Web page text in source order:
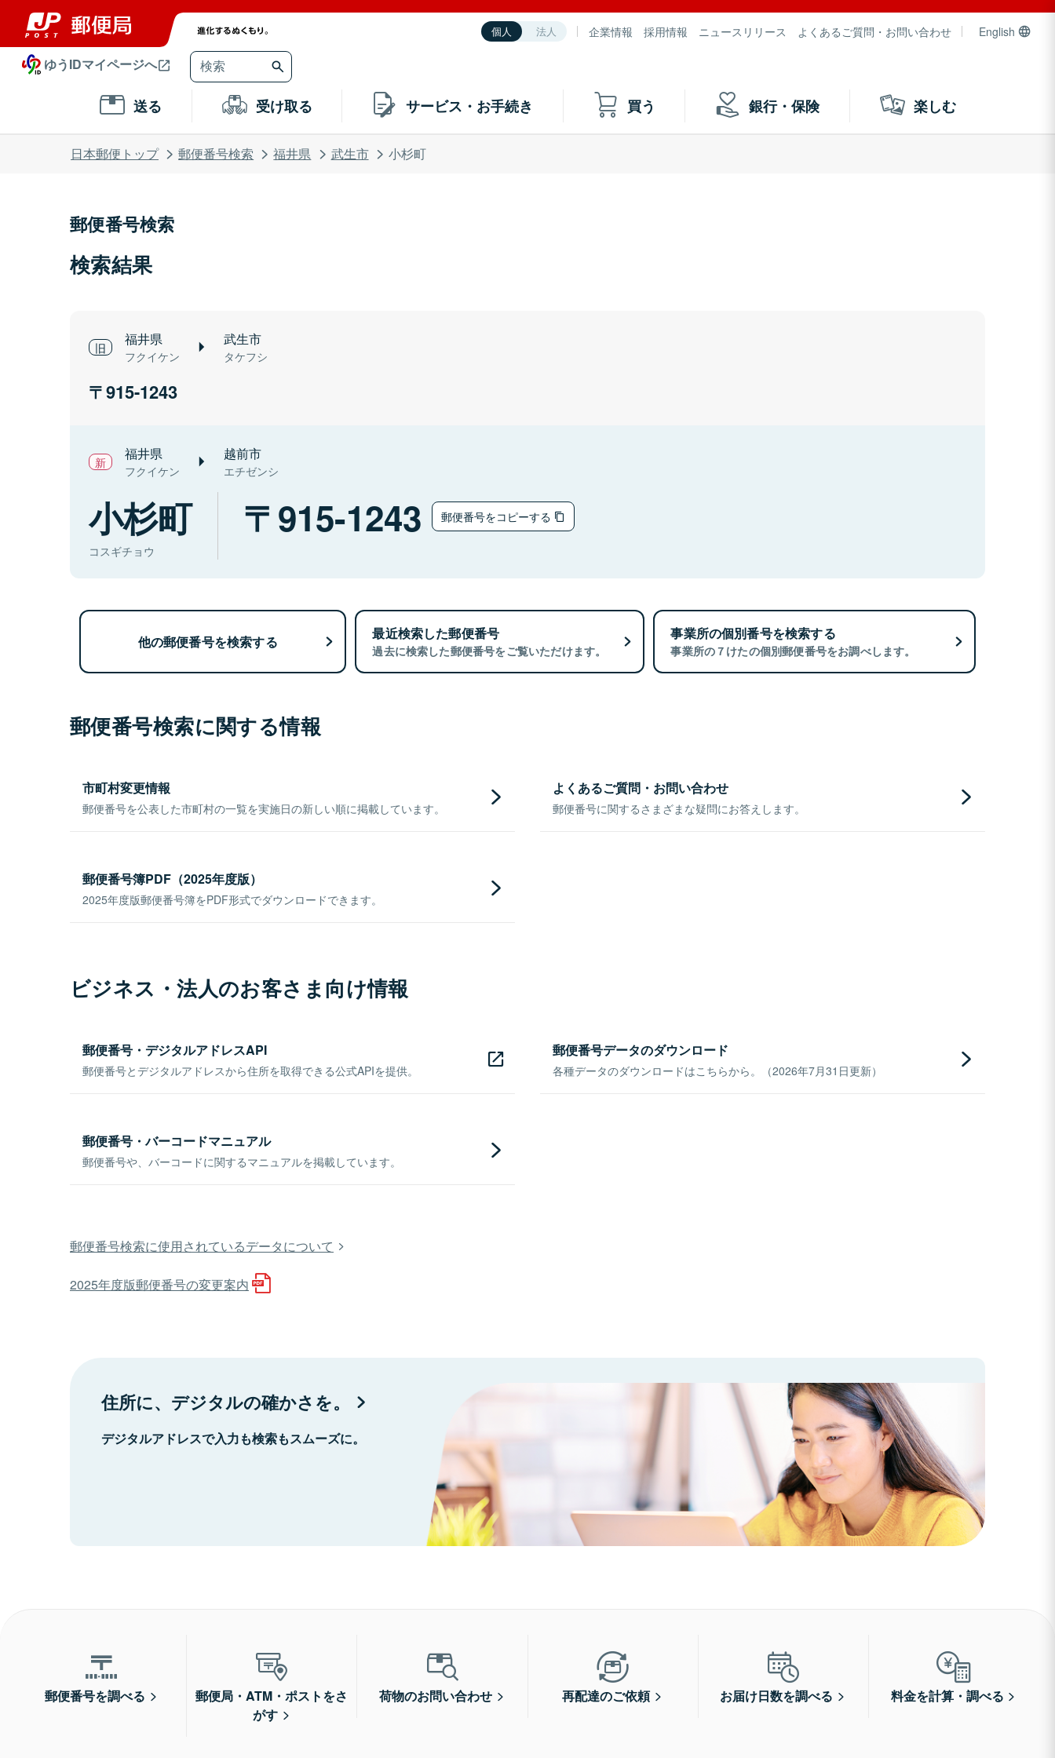
個人 法人 企業情報 採用情報 ニュースリリース よくあるご質問・お問い合わせ English
ゆうIDマイページへ
送る 受け取る サービス・お手続き 買う 銀行・保険 楽しむ
日本郵便トップ 郵便番号検索 福井県 武生市 小杉町
郵便番号検索
検索結果
福井県
フクイケン
武生市
タケフシ
915-1243
福井県
フクイケン
越前市
エチゼンシ
小杉町
コスギチョウ
915-1243 郵便番号をコピーする
他の郵便番号を検索する 最近検索した郵便番号
過去に検索した郵便番号をご覧いただけます。
事業所の個別番号を検索する
事業所の７けたの個別郵便番号をお調べします。
郵便番号検索に関する情報
市町村変更情報
郵便番号を公表した市町村の一覧を実施日の新しい順に掲載しています。
よくあるご質問・お問い合わせ
郵便番号に関するさまざまな疑問にお答えします。
郵便番号簿PDF（2025年度版）
2025年度版郵便番号簿をPDF形式でダウンロードできます。
ビジネス・法人のお客さま向け情報
郵便番号・デジタルアドレスAPI
郵便番号とデジタルアドレスから住所を取得できる公式APIを提供。
郵便番号データのダウンロード
各種データのダウンロードはこちらから。（2026年7月31日更新）
郵便番号・バーコードマニュアル
郵便番号や、バーコードに関するマニュアルを掲載しています。
郵便番号検索に使用されているデータについて
2025年度版郵便番号の変更案内
住所に、デジタルの確かさを。
デジタルアドレスで入力も検索もスムーズに。
郵便番号を調べる
郵便局・ATM・ポストをさ
がす
荷物のお問い合わせ 再配達のご依頼 お届け日数を調べる 料金を計算・調べる